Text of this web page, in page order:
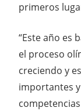
primeros
“Este año es
el proceso
creciendo y
importantes